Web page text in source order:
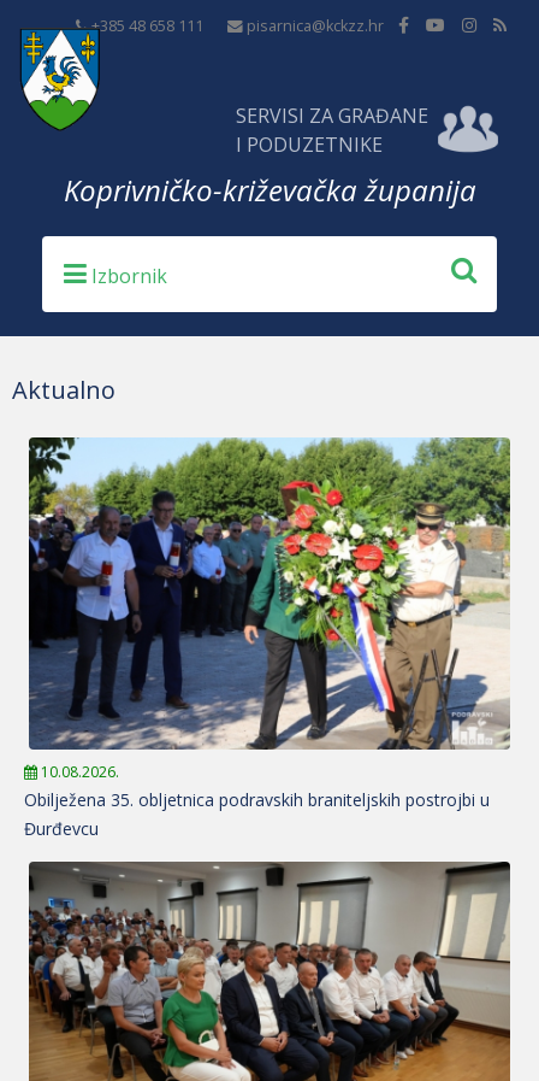
+385 48 658 111 pisarnica@kckzz.hr
SERVISI ZA GRAĐANE
I PODUZETNIKE
Koprivničko-križevačka županija
Aktualno
10.08.2026.
Obilježena 35. obljetnica podravskih braniteljskih postrojbi u
Đurđevcu